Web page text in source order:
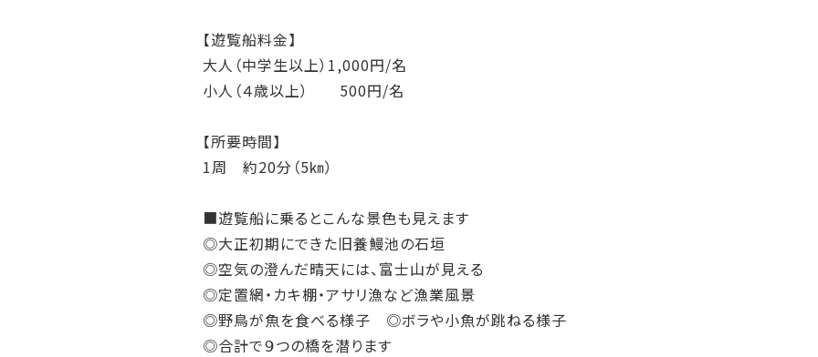
【遊覧船料金】
大人（中学生以上）1,000円/名
小人（４歳以上） 500円/名
【所要時間】
1周 約20分（5㎞）
■遊覧船に乗るとこんな景色も見えます
◎大正初期にできた旧養鰻池の石垣
◎空気の澄んだ晴天には、富士山が見える
◎定置網・カキ棚・アサリ漁など漁業風景
◎野鳥が魚を食べる様子 ◎ボラや小魚が跳ねる様子
◎合計で９つの橋を潜ります